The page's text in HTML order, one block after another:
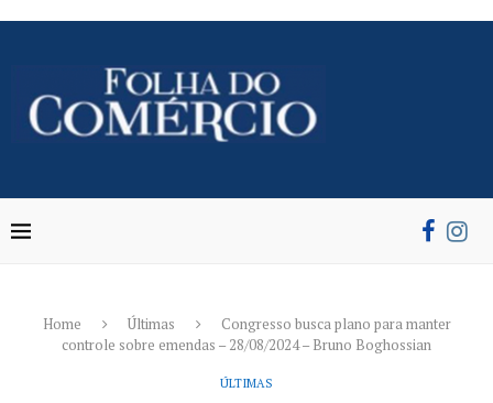
Home Últimas
Congresso busca plano para manter
controle sobre emendas – 28/08/2024 – Bruno Boghossian
ÚLTIMAS